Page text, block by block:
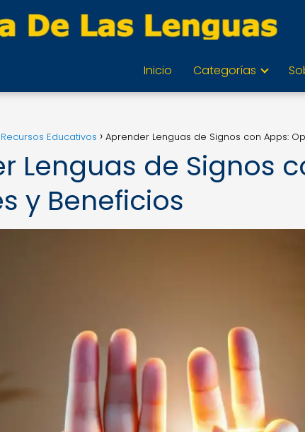
Inicio Categorías
Recursos Educativos Aprender Lenguas de Signos con Apps:
Lenguas de Signos
y Beneficios